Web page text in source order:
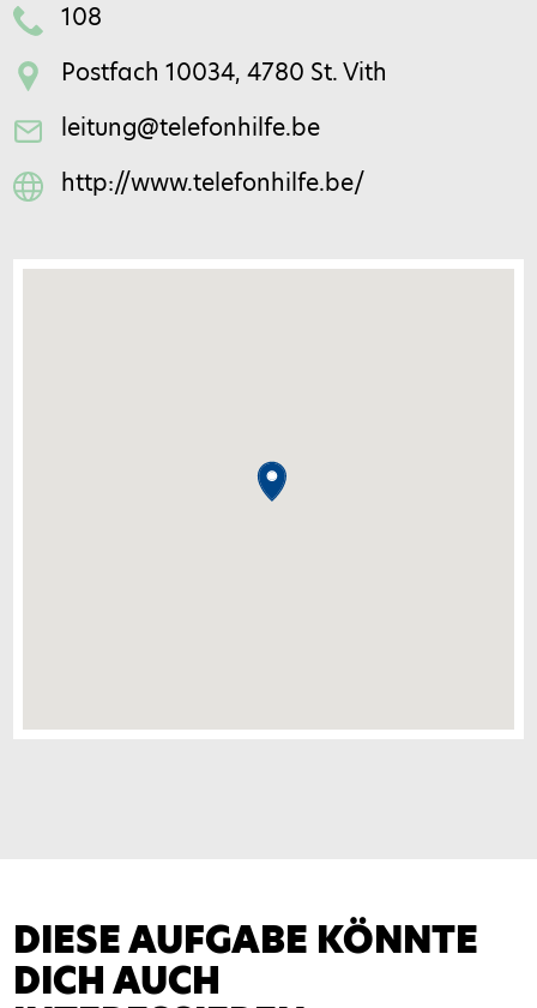
108
Postfach 10034, 4780 St. Vith
leitung@telefonhilfe.be
http://www.telefonhilfe.be/
DIESE AUFGABE KÖNNTE
DICH AUCH